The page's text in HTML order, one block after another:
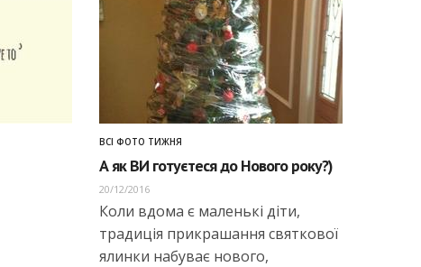
ВСІ ФОТО ТИЖНЯ
А як ВИ готуєтеся до Нового року?)
20/12/2016
Коли вдома є маленькі діти,
традиція прикрашання святкової
ялинки набуває нового,